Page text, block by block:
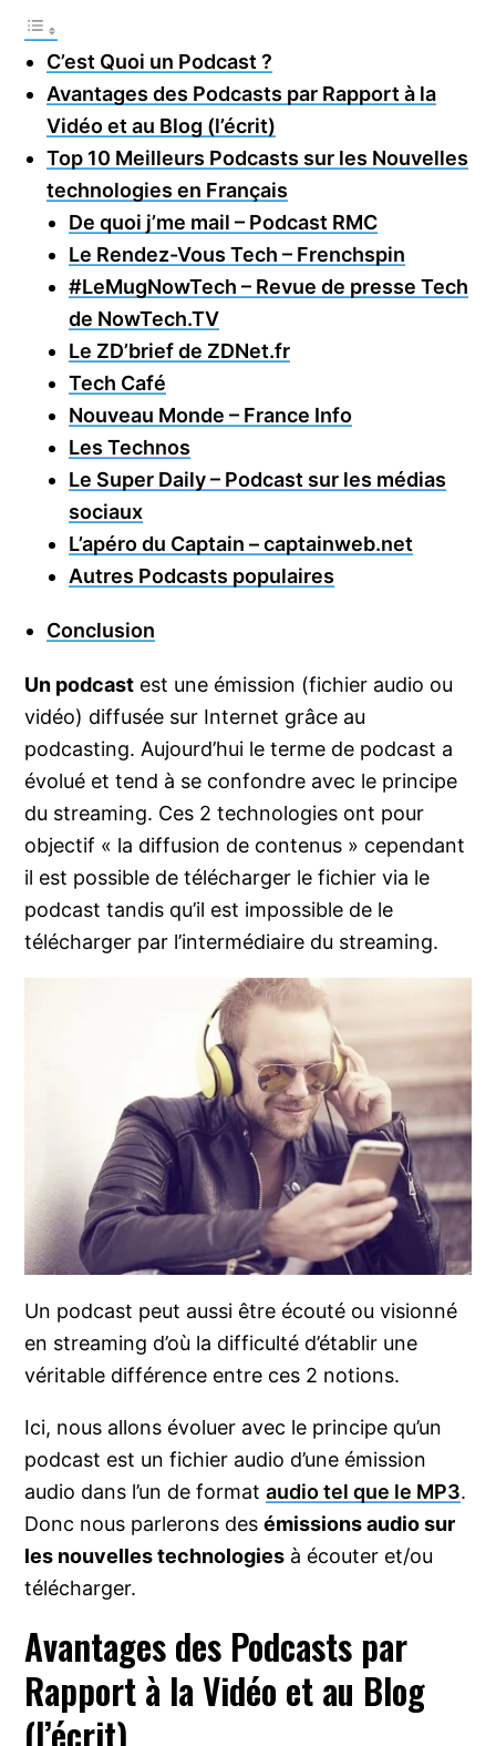
C’est Quoi un Podcast ?
Avantages des Podcasts par Rapport à la
Vidéo et au Blog (l’écrit)
Top 10 Meilleurs Podcasts sur les Nouvelles
technologies en Français
De quoi j’me mail – Podcast RMC
Le Rendez-Vous Tech – Frenchspin
#LeMugNowTech – Revue de presse Tech
de NowTech.TV
Le ZD’brief de ZDNet.fr
Tech Café
Nouveau Monde – France Info
Les Technos
Le Super Daily – Podcast sur les médias
sociaux
L’apéro du Captain – captainweb.net
Autres Podcasts populaires
Conclusion
Un podcast est une émission (fichier audio ou
vidéo) diffusée sur Internet grâce au
podcasting. Aujourd’hui le terme de podcast a
évolué et tend à se confondre avec le principe
du streaming. Ces 2 technologies ont pour
objectif « la diffusion de contenus » cependant
il est possible de télécharger le fichier via le
podcast tandis qu’il est impossible de le
télécharger par l’intermédiaire du streaming.
Un podcast peut aussi être écouté ou visionné
en streaming d’où la difficulté d’établir une
véritable différence entre ces 2 notions.
Ici, nous allons évoluer avec le principe qu’un
podcast est un fichier audio d’une émission
audio dans l’un de formataudio tel que le MP3.
Donc nous parlerons desémissions audio sur
les nouvelles technologies à écouter et/ou
télécharger.
Avantages des Podcasts par
Rapport à la Vidéo et au Blog
(l’écrit)